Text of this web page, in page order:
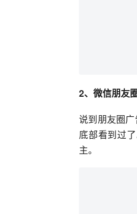
2、微信朋友
说到朋友圈
底部看到过
主。